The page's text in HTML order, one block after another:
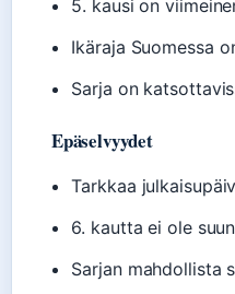
5. kausi on
Ikäraja Suomessa
Sarja on
Epäselvyydet
Tarkkaa
6. kautta ei ole
Sarjan mahdollista